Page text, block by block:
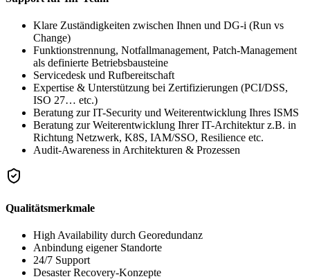
Klare Zuständigkeiten zwischen Ihnen und DG-i (Run vs
Change)
Funktionstrennung, Notfallmanagement, Patch-Management
als definierte Betriebsbausteine
Servicedesk und Rufbereitschaft
Expertise & Unterstützung bei Zertifizierungen (PCI/DSS,
ISO 27… etc.)
Beratung zur IT-Security und Weiterentwicklung Ihres ISMS
Beratung zur Weiterentwicklung Ihrer IT-Architektur z.B. in
Richtung Netzwerk, K8S, IAM/SSO, Resilience etc.
Audit-Awareness in Architekturen & Prozessen
Qualitätsmerkmale
High Availability durch Georedundanz
Anbindung eigener Standorte
24/7 Support
Desaster Recovery-Konzepte